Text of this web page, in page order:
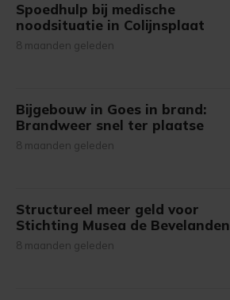
Spoedhulp bij medische
noodsituatie in Colijnsplaat
8 maanden geleden
Bijgebouw in Goes in brand:
Brandweer snel ter plaatse
8 maanden geleden
Structureel meer geld voor
Stichting Musea de Bevelanden
8 maanden geleden